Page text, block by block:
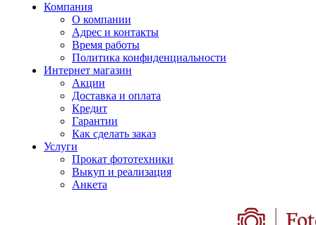
Компания
О компании
Адрес и контакты
Время работы
Политика конфиденциальности
Интернет магазин
Акции
Доставка и оплата
Кредит
Гарантии
Как сделать заказ
Услуги
Прокат фототехники
Выкуп и реализация
Анкета